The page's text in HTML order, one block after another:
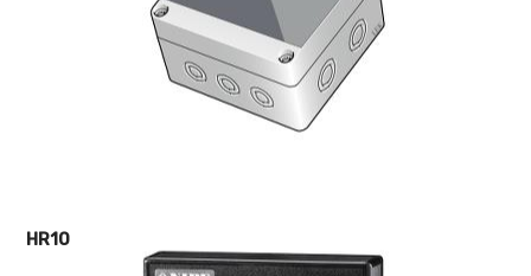
HR10